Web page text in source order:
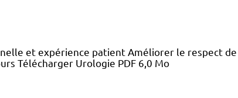
et expérience patient Améliorer le respect
Télécharger Urologie PDF 6,0 Mo